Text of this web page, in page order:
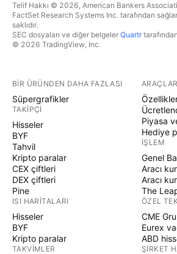
Telif Hakkı © 2026, American Bankers
FactSet Research Systems Inc. tarafından
saklıdır.
SEC dosyaları ve diğer belgeler Quartr
© 2026 TradingView, Inc.
BIR ÜRÜNDEN DAHA FAZLASI
Süpergrafikler
TAKIPÇI
Hisseler
BYF
Tahvil
Kripto paralar
CEX çiftleri
DEX çiftleri
Pine
ISI HARITALARI
Hisseler
BYF
Kripto paralar
TAKVIMLER
Piyasa
Hediye
İŞLEM
Genel
Aracı
Aracı
The
ÖZEL
CME
Eurex
ABD
ŞIRKET